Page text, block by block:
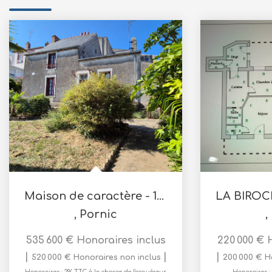
Maison de caractère - 125 m2 - Pornic
, Pornic
535 600 € Honoraires inclus
520 000 € Honoraires non inclus
,
220 000 €
200 000 €